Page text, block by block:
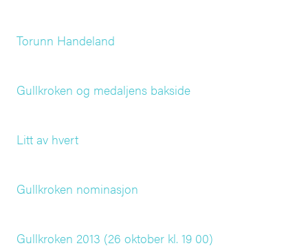
Torunn Handeland
Gullkroken og medaljens bakside
Litt av hvert
Gullkroken nominasjon
Gullkroken 2013 (26 oktober kl. 19 00)